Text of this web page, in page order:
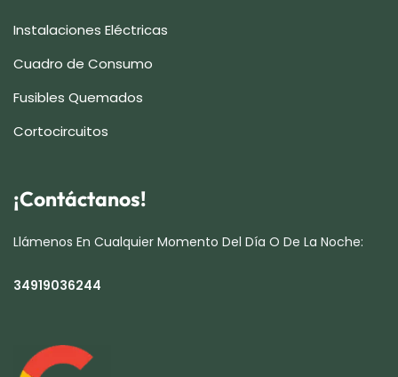
Instalaciones Eléctricas
Cuadro de Consumo
Fusibles Quemados
Cortocircuitos
¡Contáctanos!
Llámenos En Cualquier Momento Del Día O De La Noche:
34919036244